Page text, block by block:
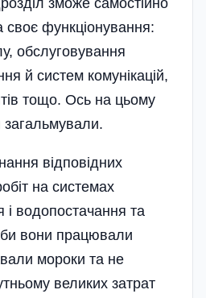
своє функціонування:
обслуговування
й систем комунікацій,
тощо. Ось на цьому
загальмували.
відповідних
на системах
і водопостачання та
вони працювали
мороки та не
великих затрат